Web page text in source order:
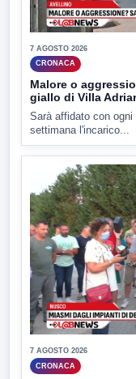
7 AGOSTO 2026
CRONACA
Malore o
giallo di Villa
Sarà affidato con
settimana l'incarico...
7 AGOSTO 2026
CRONACA